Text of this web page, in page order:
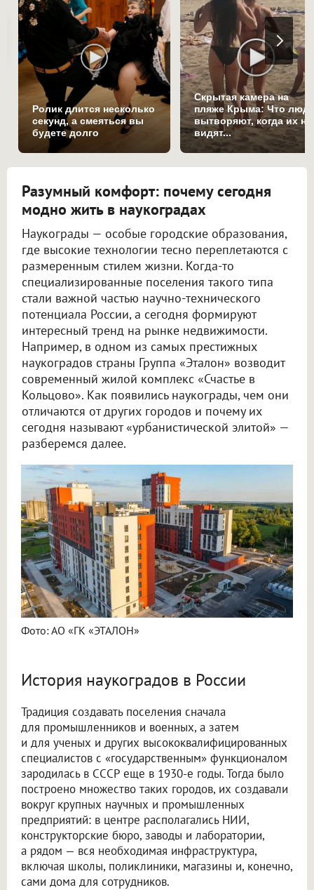
Ролик длится несколько
секунд, а смеяться вы
будете долго
Скрытая камера на
пляже Крыма: Что
вытворяют, когда их не
видят...
Разумный комфорт: почему сегодня
модно жить в наукоградах
Наукограды — особые городские образования,
где высокие технологии тесно переплетаются с
размеренным стилем жизни. Когда-то
специализированные поселения такого типа
стали важной частью научно-технического
потенциала России, а сегодня формируют
интересный тренд на рынке недвижимости.
Например, в одном из самых престижных
наукоградов страны Группа «Эталон» возводит
современный жилой комплекс «Счастье в
Кольцово». Как появились наукограды, чем они
отличаются от других городов и почему их
сегодня называют «урбанистической элитой» —
разберемся далее.
Фото: АО «ГК «ЭТАЛОН»
История наукоградов в России
Традиция создавать поселения сначала
для промышленников и военных, а затем
и для ученых и других высококвалифицированных
специалистов с «государственным» функционалом
зародилась в СССР еще в 1930-е годы. Тогда было
построено множество таких городов, их создавали
вокруг крупных научных и промышленных
предприятий: в центре располагались НИИ,
конструкторские бюро, заводы и лаборатории,
а рядом — вся необходимая инфраструктура,
включая школы, поликлиники, магазины и, конечно,
сами дома для сотрудников.